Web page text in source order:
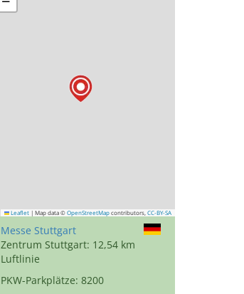
Leaflet | Map data © OpenStreetMap contributors, CC-BY-SA
Messe Stuttgart
Zentrum Stuttgart: 12,54 km
Luftlinie
PKW-Parkplätze: 8200